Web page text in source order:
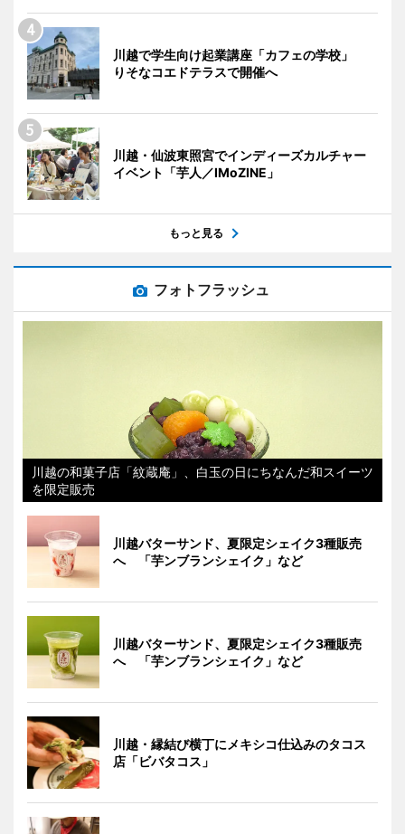
川越で学生向け起業講座「カフェの学校」
りそなコエドテラスで開催へ
川越・仙波東照宮でインディーズカルチャー
イベント「芋人／IMoZINE」
もっと見る
フォトフラッシュ
川越の和菓子店「紋蔵庵」、白玉の日にちなんだ和スイーツ
を限定販売
川越バターサンド、夏限定シェイク3種販売
へ 「芋ンブランシェイク」など
川越バターサンド、夏限定シェイク3種販売
へ 「芋ンブランシェイク」など
川越・縁結び横丁にメキシコ仕込みのタコス
店「ビバタコス」